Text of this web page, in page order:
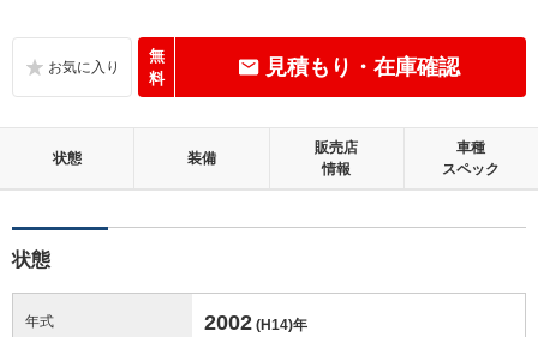
無
料
見積もり・在庫確認
状態 装備
販売店
情報
車種
スペック
状態
年式 2002 (H14)年